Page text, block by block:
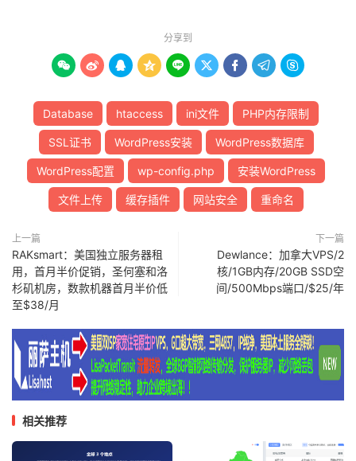
分享到
        
Database htaccess ini文件 PHP内存限制
SSL证书 WordPress安装 WordPress数据库
WordPress配置 wp-config.php 安装WordPress
文件上传 缓存插件 网站安全 重命名
上一篇
RAKsmart：美国独立服务器租
用，首月半价促销，圣何塞和洛
杉矶机房，数款机器首月半价低
至$38/月
下一篇
Dewlance：加拿大VPS/2
核/1GB内存/20GB SSD空
间/500Mbps端口/$25/年
相关推荐